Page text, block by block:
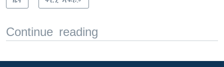
Continue reading